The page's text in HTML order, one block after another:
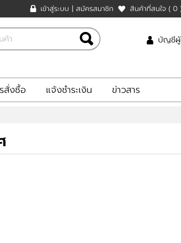
เข้าสู่ระบบ | สมัครสมาชิก สินค้าที่สนใจ ( 0
บัญชีผู้
สั่งซื้อ แจ้งชำระเงิน ข่าวสาร